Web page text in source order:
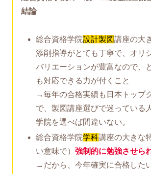
結論
総合資格学院設計製図講座の大
添削指導がとても丁寧で、オリ
バリエーションが豊富なので、
も対応できる力が付くこと
→毎年の合格実績も日本トップ
で、製図講座選びで迷っている
学院を選べば間違いない。
総合資格学院学科講座の大きな
い意味で） 強制的に勉強させら
→だから、今年確実に合格した